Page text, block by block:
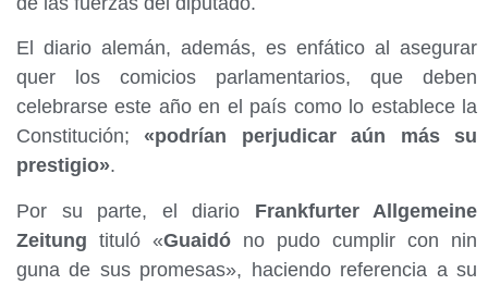
El diario alemán, además, es enfático al asegurar
quer los comicios parlamentarios, que deben
celebrarse este año en el país como lo establece la
Constitución; «podrían perjudicar aún más su
prestigio».
Por su parte, el diario Frankfurter Allgemeine
Zeitung tituló «Guaidó no pudo cumplir con nin
guna de sus promesas», haciendo referencia a su